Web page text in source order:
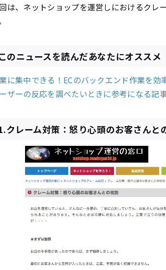
は、ネットショップを運営しにおけるクレ
のニュースを読んだあなたにオススメ
に集中できる！ECのバックエンド作業を
ザーの反応を調べたいときに参考になる記
クレーム対策：怒り心頭のお客さんと